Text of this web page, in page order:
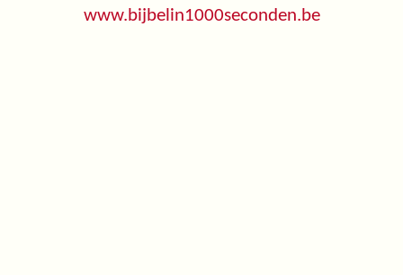
www.bijbelin1000seconden.be